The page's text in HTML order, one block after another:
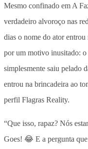
Mesmo confinado em A
verdadeiro alvoroço nas
dias o nome do ator
por um motivo inusitado: o
simplesmente saiu pelado
entrou na brincadeira ao
perfil Flagras Reality.
“Que isso, rapaz? Nós
Goes! 😂 E a pergunta